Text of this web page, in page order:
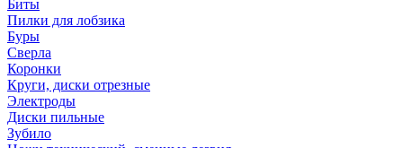
Биты
Пилки для лобзика
Буры
Сверла
Коронки
Круги, диски отрезные
Электроды
Диски пильные
Зубило